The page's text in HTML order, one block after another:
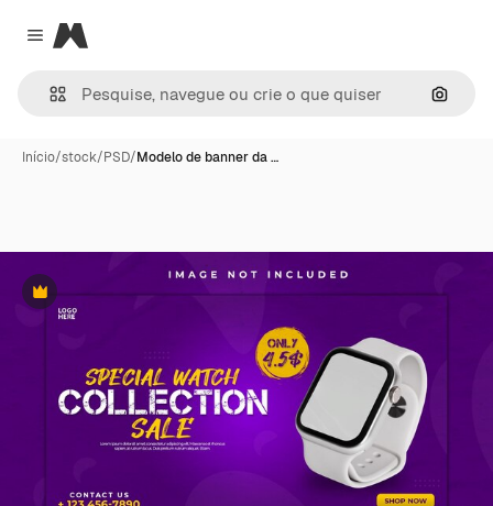
Close menu
Magnific
Início/stock/PSD/Modelo de banner da …
Premium